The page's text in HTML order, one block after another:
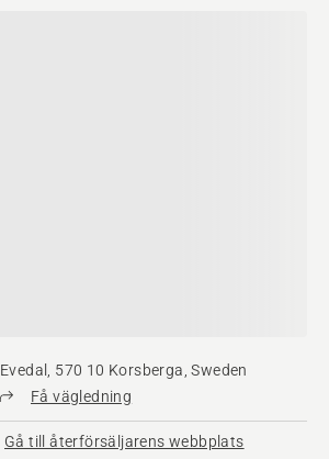
Evedal, 570 10 Korsberga, Sweden
Få vägledning
Gå till återförsäljarens webbplats